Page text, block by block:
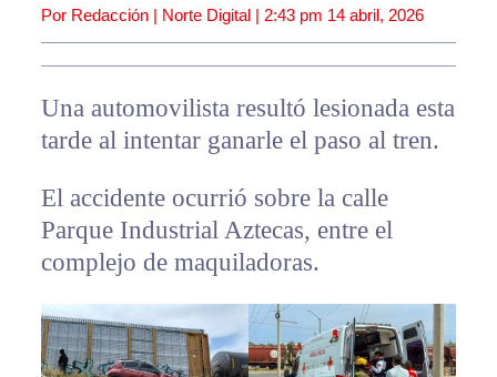
Por Redacción | Norte Digital | 2:43 pm 14 abril, 2026
Una automovilista resultó lesionada esta
tarde al intentar ganarle el paso al tren.
El accidente ocurrió sobre la calle
Parque Industrial Aztecas, entre el
complejo de maquiladoras.